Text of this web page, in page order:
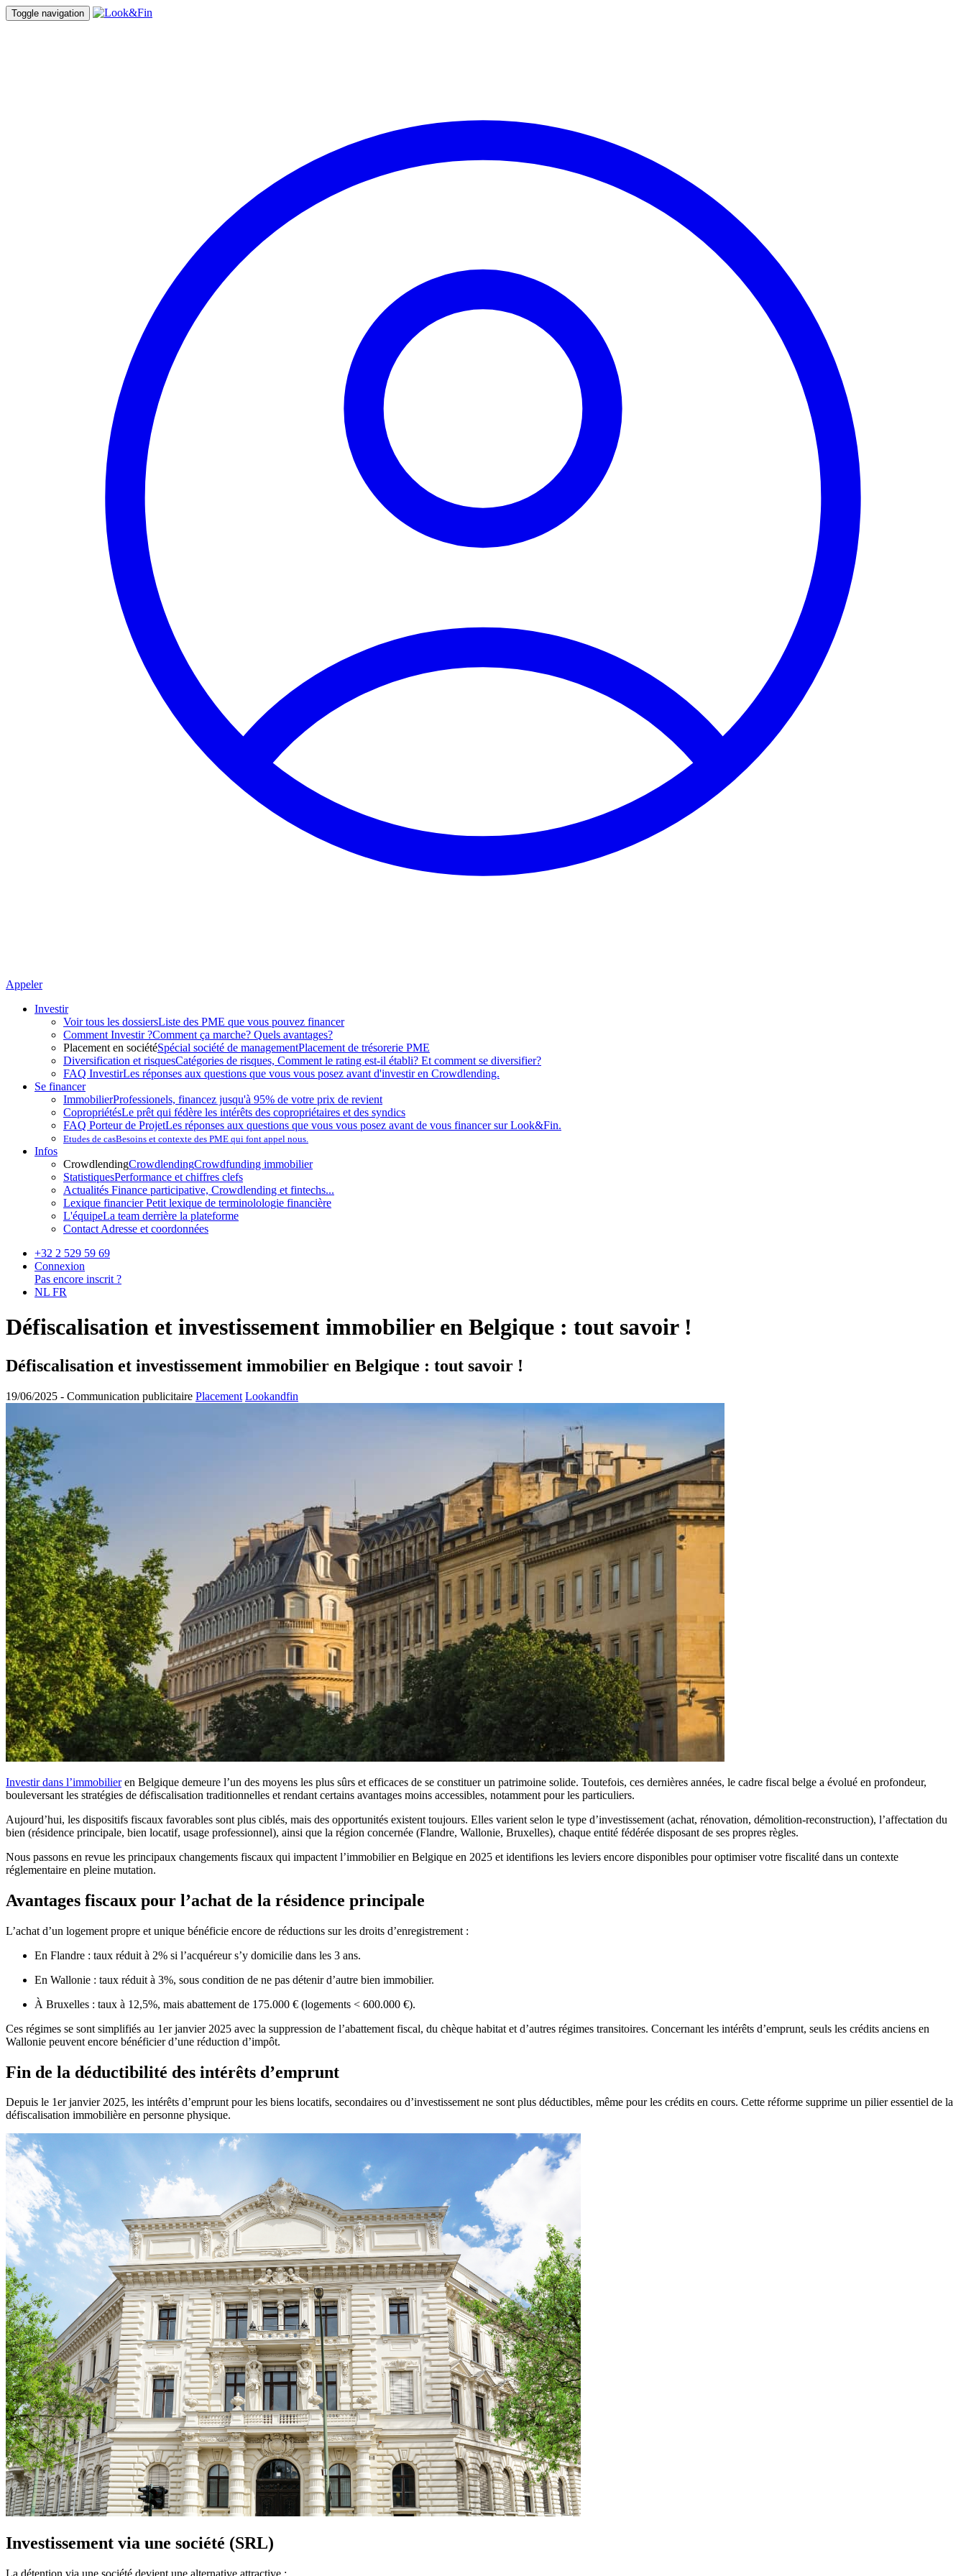
Toggle navigation
Appeler
Investir
Voir tous les dossiersListe des PME que vous pouvez financer
Comment Investir ?Comment ça marche? Quels avantages?
Placement en sociétéSpécial société de managementPlacement de trésorerie PME
Diversification et risquesCatégories de risques, Comment le rating est-il établi? Et comment se diversifier?
FAQ InvestirLes réponses aux questions que vous vous posez avant d'investir en Crowdlending.
Se financer
ImmobilierProfessionels, financez jusqu'à 95% de votre prix de revient
CopropriétésLe prêt qui fédère les intérêts des copropriétaires et des syndics
FAQ Porteur de ProjetLes réponses aux questions que vous vous posez avant de vous financer sur Look&Fin.
Etudes de casBesoins et contexte des PME qui font appel nous.
Infos
CrowdlendingCrowdlendingCrowdfunding immobilier
StatistiquesPerformance et chiffres clefs
Actualités Finance participative, Crowdlending et fintechs...
Lexique financierPetit lexique de terminolologie financière
L'équipeLa team derrière la plateforme
Contact Adresse et coordonnées
+32 2 529 59 69
Connexion
Pas encore inscrit ?
NL FR
Défiscalisation et investissement immobilier en Belgique : tout savoir !
Défiscalisation et investissement immobilier en Belgique : tout savoir !
19/06/2025 - Communication publicitaire Placement Lookandfin
Investir dans l’immobilieren Belgique demeure l’un des moyens les plus sûrs et efficaces de se constituer un patrimoine solide. Toutefois, ces dernières années, le cadre fiscal belge a évolué en profondeur,
bouleversant les stratégies de défiscalisation traditionnelles et rendant certains avantages moins accessibles, notamment pour les particuliers.
Aujourd’hui, les dispositifs fiscaux favorables sont plus ciblés, mais des opportunités existent toujours. Elles varient selon le type d’investissement (achat, rénovation, démolition-reconstruction), l’affectation du
bien (résidence principale, bien locatif, usage professionnel), ainsi que la région concernée (Flandre, Wallonie, Bruxelles), chaque entité fédérée disposant de ses propres règles.
Nous passons en revue les principaux changements fiscaux qui impactent l’immobilier en Belgique en 2025 et identifions les leviers encore disponibles pour optimiser votre fiscalité dans un contexte
réglementaire en pleine mutation.
Avantages fiscaux pour l’achat de la résidence principale
L’achat d’un logement propre et unique bénéficie encore de réductions sur les droits d’enregistrement :
En Flandre : taux réduit à 2% si l’acquéreur s’y domicilie dans les 3 ans.
En Wallonie : taux réduit à 3%, sous condition de ne pas détenir d’autre bien immobilier.
À Bruxelles : taux à 12,5%, mais abattement de 175.000 € (logements < 600.000 €).
Ces régimes se sont simplifiés au 1er janvier 2025 avec la suppression de l’abattement fiscal, du chèque habitat et d’autres régimes transitoires. Concernant les intérêts d’emprunt, seuls les crédits anciens en
Wallonie peuvent encore bénéficier d’une réduction d’impôt.
Fin de la déductibilité des intérêts d’emprunt
Depuis le 1er janvier 2025, les intérêts d’emprunt pour les biens locatifs, secondaires ou d’investissement ne sont plus déductibles, même pour les crédits en cours. Cette réforme supprime un pilier essentiel de la
défiscalisation immobilière en personne physique.
Investissement via une société (SRL)